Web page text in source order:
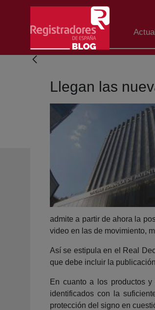
Salta al contingut principal
Llegan las
admite a partir de ahora la
video en las de movimiento,
Así se estipula en el Real
que debe incluir la
En cuanto a los productos
identificados con la
protección del signo en